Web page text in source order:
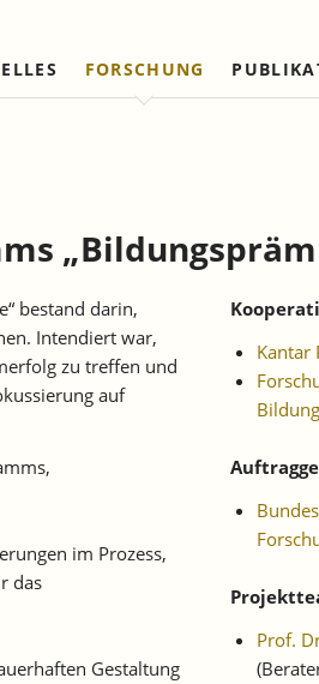
FORSCHUNG
Abgeschlossene Projekte
Netzwerk Bessere
und Bürokratieabbau
bestand darin,
Intendiert war,
zu treffen und
auf
im Prozess,
das
Gestaltung
Kantar
Prof.